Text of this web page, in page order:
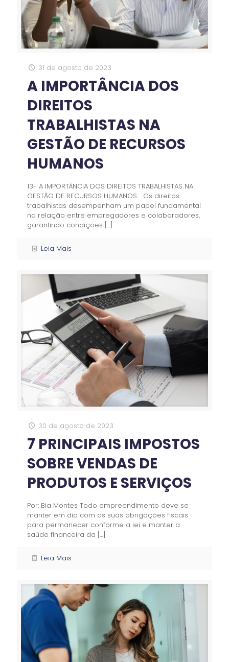
31 de agosto de 2023
A IMPORTÂNCIA DOS
DIREITOS
TRABALHISTAS NA
GESTÃO DE RECURSOS
HUMANOS
13- A IMPORTÂNCIA DOS DIREITOS TRABALHISTAS NA
GESTÃO DE RECURSOS HUMANOS Os direitos
trabalhistas desempenham um papel fundamental
na relação entre empregadores e colaboradores,
garantindo condições […]
Leia Mais
30 de agosto de 2023
7 PRINCIPAIS IMPOSTOS
SOBRE VENDAS DE
PRODUTOS E SERVIÇOS
Por: Bia Montes Todo empreendimento deve se
manter em dia com as suas obrigações fiscais
para permanecer conforme a lei e manter a
saúde financeira da […]
Leia Mais